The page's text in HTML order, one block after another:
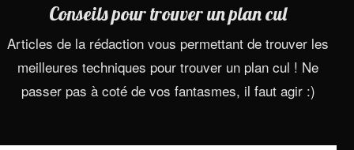
Conseils pour trouver un plan cul
Articles de la rédaction vous permettant de trouver les
meilleures techniques pour trouver un plan cul ! Ne
passer pas à coté de vos fantasmes, il faut agir :)